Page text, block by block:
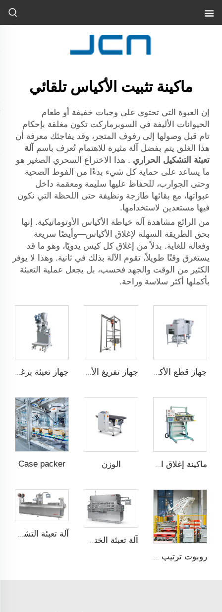
ماكينة تثبيت الأكياس تلقائي
إن العبوة التي تحتوي على وجبات خفيفة أو طعام
الحيوانات الأليفة في السوبرماركت تكون مغلقة بإحكام
تام قبل وصولها إلى رفوف المتجر، وقد يفاجئك معرفة أن
هذا الغلق يتم بفضل آلة مثيرة للاهتمام تُعرف باسم آلة
تعبئة التشكيل الحراري . هذا الاختراع السحري الصغير هو
ما يساعد على حماية كل شيء بدءًا من الفوط الصحية
وحتى الجوارب، للحفاظ عليها سليمة ومعقمة داخل
عبواتها، مع بقائها طازجة ونظيفة حتى اللحظة التي نكون
فيها مستعدين لاستخدامها.
من الرائع مشاهدة آلة خياطة الأكياس الأوتوماتيكية. إنها
بحق الطريقة السهلة لإغلاق الأكياس—وأيضًا سريعة
وفعالة للغاية. بدلاً من إغلاق كل كيس يدويًا، وهو ما قد
يستغرق وقتًا طويلاً، تقوم الآلة بذلك في ثانية. وهذا لا يوفر
الكثير من الوقت والجهد فحسب، بل يجعل عملية التعبئة
بأكملها أكثر سلاسة وراحة.
جهاز قطع الأكياس تلقائيًا جهاز تفريغ الأكياس الضخمة جهاز تعبئة برغي مزدوج أفقي
الوزن Case packer
روبوت ترتيب على托盘
آلة تعبئة الختم على الألواح
آلة تعبئة التشكيل الحراري